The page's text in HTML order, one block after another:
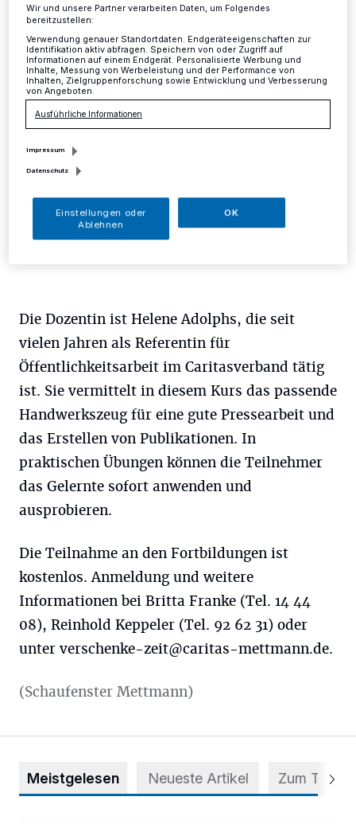
freie Plätze
Mettmann·Der Caritasverband für den Kreis
Mettmann bietet am 21. Juni von 16 bis 20 Uhr in
Mettmann eine Fortbildung für Ehrenamtliche und alle
Interessierten zum Thema "Öffentlichkeitsarbeit" an.
08.06.2017 , 17:31 Uhr
Die Dozentin ist Helene Adolphs, die seit
vielen Jahren als Referentin für
Öffentlichkeitsarbeit im Caritasverband tätig
ist. Sie vermittelt in diesem Kurs das passende
Handwerkszeug für eine gute Pressearbeit und
das Erstellen von Publikationen. In
praktischen Übungen können die Teilnehmer
das Gelernte sofort anwenden und
ausprobieren.
Die Teilnahme an den Fortbildungen ist
kostenlos. Anmeldung und weitere
Informationen bei Britta Franke (Tel. 14 44
08), Reinhold Keppeler (Tel. 92 62 31) oder
unter verschenke-zeit@caritas-mettmann.de.
(Schaufenster Mettmann)
Meistgelesen Neueste Artikel Zum Thema
Wir und unsere Partner verarbeiten Daten, um Folgendes
bereitzustellen:
Verwendung genauer Standortdaten. Endgeräteeigenschaften zur
Identifikation aktiv abfragen. Speichern von oder Zugriff auf
Informationen auf einem Endgerät. Personalisierte Werbung und
Inhalte, Messung von Werbeleistung und der Performance von
Inhalten, Zielgruppenforschung sowie Entwicklung und Verbesserung
von Angeboten.
Ausführliche Informationen
Impressum
Datenschutz
Einstellungen oder
Ablehnen
OK